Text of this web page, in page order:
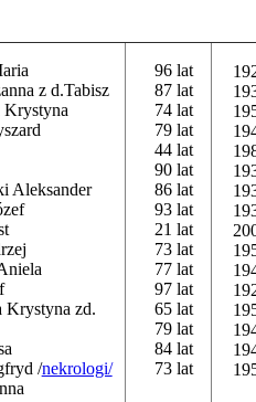
z d.Tabisz
Krystyna
Aleksander
Krystyna zd.
/nekrologi/
96 lat
87 lat
74 lat
79 lat
44 lat
90 lat
86 lat
93 lat
21 lat
73 lat
77 lat
97 lat
65 lat
79 lat
84 lat
73 lat